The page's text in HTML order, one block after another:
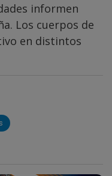
informen
Los cuerpos de
en distintos